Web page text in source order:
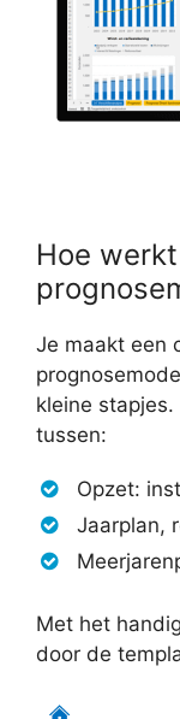
Hoe
Je maakt een
kleine
tussen:
Opzet:
Jaarplan,
Met het
door de